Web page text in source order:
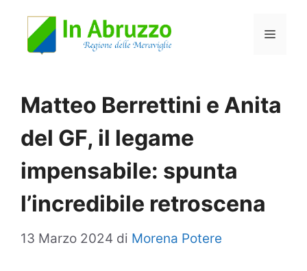
Menu
Matteo Berrettini e Anita
del GF, il legame
impensabile: spunta
l’incredibile retroscena
13 Marzo 2024 di Morena Potere